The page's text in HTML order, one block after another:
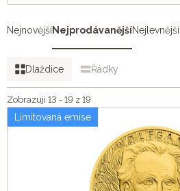
NejnovějšíNejprodávanějšíNejlevnější
Dlaždice Řádky
Zobrazuji 13 - 19 z 19
Limitovaná emise